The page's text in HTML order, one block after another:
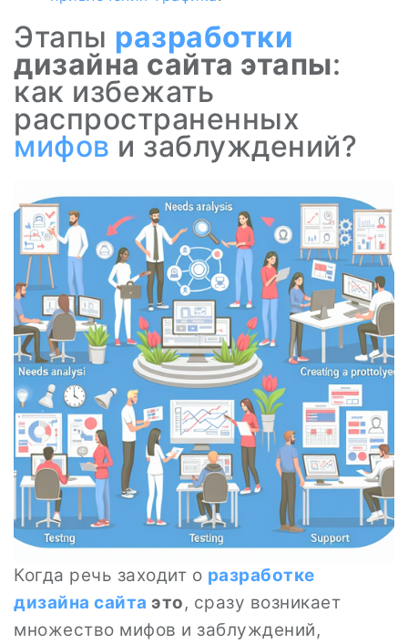
Этапы разработки
дизайна сайта этапы:
как избежать
распространенных
мифов и заблуждений?
Когда речь заходит о разработке
дизайна сайта это, сразу возникает
множество мифов и заблуждений,